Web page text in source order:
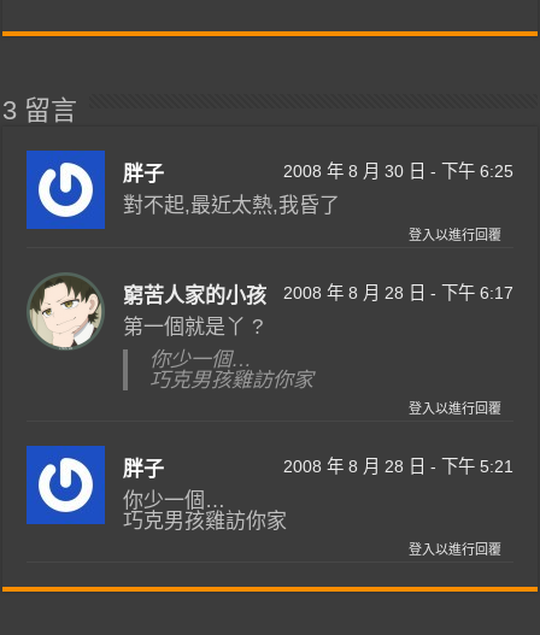
3 留言
胖子 2008 年 8 月 30 日 - 下午 6:25
對不起,最近太熱,我昏了
登入以進行回覆
窮苦人家的小孩 2008 年 8 月 28 日 - 下午 6:17
第一個就是丫 ?
你少一個…
巧克男孩雞訪你家
登入以進行回覆
胖子 2008 年 8 月 28 日 - 下午 5:21
你少一個…
巧克男孩雞訪你家
登入以進行回覆